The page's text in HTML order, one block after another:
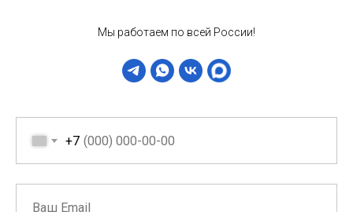
Мы работаем по всей России!
+7